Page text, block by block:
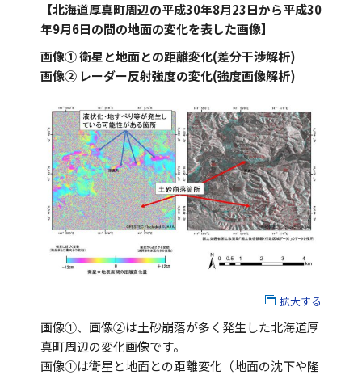
【北海道厚真町周辺の平成30年8月23日から平成30
年9月6日の間の地面の変化を表した画像】
画像① 衛星と地面との距離変化(差分干渉解析)
画像② レーダー反射強度の変化(強度画像解析)
拡大する
画像①、画像②は土砂崩落が多く発生した北海道厚
真町周辺の変化画像です。
画像①は衛星と地面との距離変化（地面の沈下や隆